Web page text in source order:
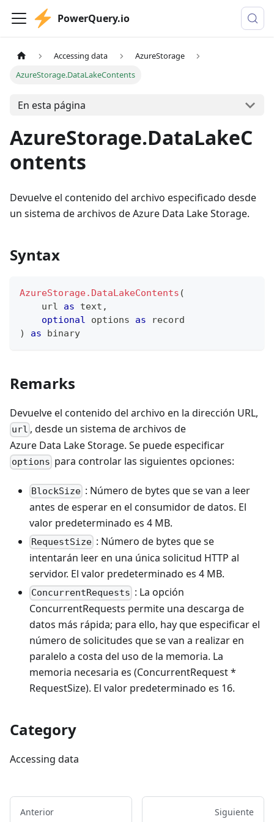
PowerQuery.io
Accessing data
AzureStorage
AzureStorage.DataLakeContents
En esta página
AzureStorage.DataLakeC
ontents
Devuelve el contenido del archivo especificado desde
un sistema de archivos de Azure Data Lake Storage.
Syntax
AzureStorage.DataLakeContents (
    url
as text ,
optional options as
record
)
as binary
Remarks
Devuelve el contenido del archivo en la dirección URL,
url , desde un sistema de archivos de
Azure Data Lake Storage. Se puede especificar
options para controlar las siguientes opciones:
BlockSize : Número de bytes que se van a leer
antes de esperar en el consumidor de datos. El
valor predeterminado es 4 MB.
RequestSize : Número de bytes que se
intentarán leer en una única solicitud HTTP al
servidor. El valor predeterminado es 4 MB.
ConcurrentRequests : La opción
ConcurrentRequests permite una descarga de
datos más rápida; para ello, hay que especificar el
número de solicitudes que se van a realizar en
paralelo a costa del uso de la memoria. La
memoria necesaria es (ConcurrentRequest *
RequestSize). El valor predeterminado es 16.
Category
Accessing data
Anterior Siguiente